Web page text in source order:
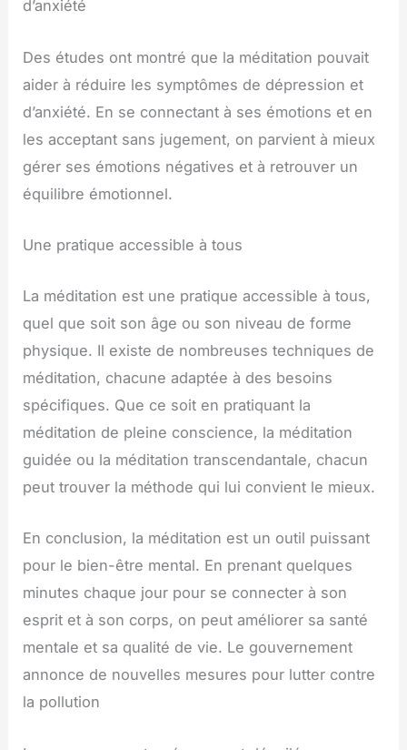
d’anxiété
Des études ont montré que la méditation pouvait
aider à réduire les symptômes de dépression et
d’anxiété. En se connectant à ses émotions et en
les acceptant sans jugement, on parvient à mieux
gérer ses émotions négatives et à retrouver un
équilibre émotionnel.
Une pratique accessible à tous
La méditation est une pratique accessible à tous,
quel que soit son âge ou son niveau de forme
physique. Il existe de nombreuses techniques de
méditation, chacune adaptée à des besoins
spécifiques. Que ce soit en pratiquant la
méditation de pleine conscience, la méditation
guidée ou la méditation transcendantale, chacun
peut trouver la méthode qui lui convient le mieux.
En conclusion, la méditation est un outil puissant
pour le bien-être mental. En prenant quelques
minutes chaque jour pour se connecter à son
esprit et à son corps, on peut améliorer sa santé
mentale et sa qualité de vie. Le gouvernement
annonce de nouvelles mesures pour lutter contre
la pollution